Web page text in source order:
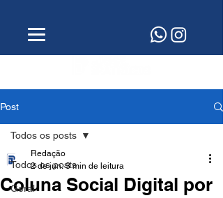
Post
Todos os posts
Geral
Todos os posts
Coluna Social Digital por
Redação
2 de jun. 3 min de leitura